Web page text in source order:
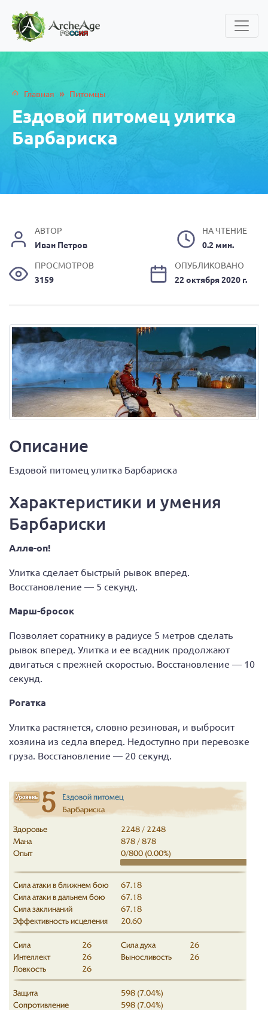
Главная » Питомцы
Ездовой питомец улитка
Барбариска
АВТОР
Иван Петров
НА ЧТЕНИЕ
0.2 мин.
ПРОСМОТРОВ
3159
ОПУБЛИКОВАНО
22 октября 2020 г.
Описание
Ездовой питомец улитка Барбариска
Характеристики и умения
Барбариски
Алле-оп!
Улитка сделает быстрый рывок вперед.
Восстановление — 5 секунд.
Марш-бросок
Позволяет соратнику в радиусе 5 метров сделать
рывок вперед. Улитка и ее всадник продолжают
двигаться с прежней скоростью. Восстановление — 10
секунд.
Рогатка
Улитка растянется, словно резиновая, и выбросит
хозяина из седла вперед. Недоступно при перевозке
груза. Восстановление — 20 секунд.